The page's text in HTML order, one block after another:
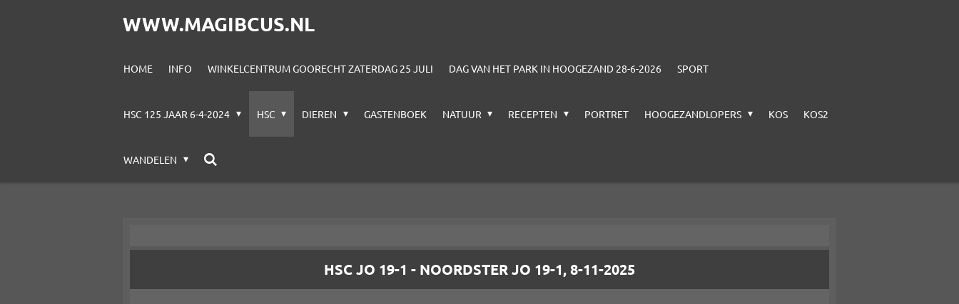
WWW.MAGIBCUS.NL
HOME INFO WINKELCENTRUM GOORECHT ZATERDAG 25 JULI DAG VAN HET PARK IN HOOGEZAND 28-6-2026 SPORT
HSC 125 JAAR 6-4-2024 HSC DIEREN GASTENBOEK NATUUR RECEPTEN PORTRET HOOGEZANDLOPERS KOS KOS2
WANDELEN
HSC JO 19-1 - NOORDSTER JO 19-1, 8-11-2025